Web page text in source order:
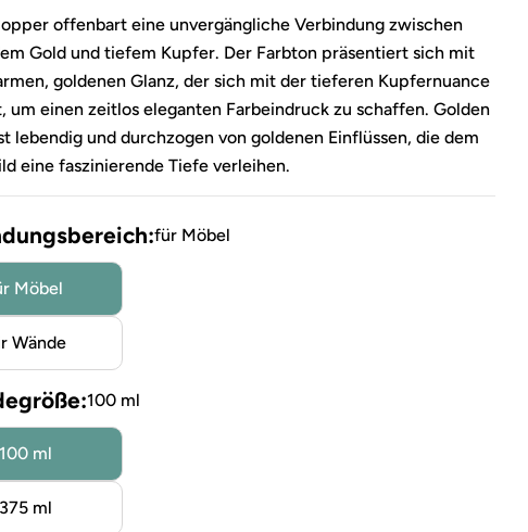
offenbart eine unvergängliche Verbindung zwischen
Gold und tiefem Kupfer. Der Farbton präsentiert sich mit
goldenen Glanz, der sich mit der tieferen Kupfernuance
um einen zeitlos eleganten Farbeindruck zu schaffen. Golden
lebendig und durchzogen von goldenen Einflüssen, die dem
eine faszinierende Tiefe verleihen.
für Möbel
Möbel
Wände
100 ml
100 ml
375 ml